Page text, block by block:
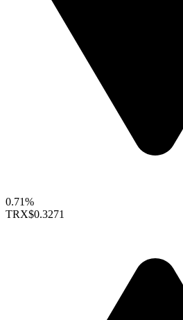
0.71%
TRX$0.3271